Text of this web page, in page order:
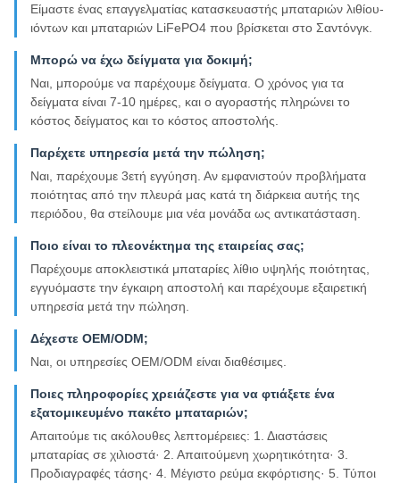
Είμαστε ένας επαγγελματίας κατασκευαστής μπαταριών λιθίου-
ιόντων και μπαταριών LiFePO4 που βρίσκεται στο Σαντόνγκ.
Μπορώ να έχω δείγματα για δοκιμή;
Ναι, μπορούμε να παρέχουμε δείγματα. Ο χρόνος για τα
δείγματα είναι 7-10 ημέρες, και ο αγοραστής πληρώνει το
κόστος δείγματος και το κόστος αποστολής.
Παρέχετε υπηρεσία μετά την πώληση;
Ναι, παρέχουμε 3ετή εγγύηση. Αν εμφανιστούν προβλήματα
ποιότητας από την πλευρά μας κατά τη διάρκεια αυτής της
περιόδου, θα στείλουμε μια νέα μονάδα ως αντικατάσταση.
Ποιο είναι το πλεονέκτημα της εταιρείας σας;
Παρέχουμε αποκλειστικά μπαταρίες λίθιο υψηλής ποιότητας,
εγγυόμαστε την έγκαιρη αποστολή και παρέχουμε εξαιρετική
υπηρεσία μετά την πώληση.
Δέχεστε OEM/ODM;
Ναι, οι υπηρεσίες OEM/ODM είναι διαθέσιμες.
Ποιες πληροφορίες χρειάζεστε για να φτιάξετε ένα
εξατομικευμένο πακέτο μπαταριών;
Απαιτούμε τις ακόλουθες λεπτομέρειες: 1. Διαστάσεις
μπαταρίας σε χιλιοστά· 2. Απαιτούμενη χωρητικότητα· 3.
Προδιαγραφές τάσης· 4. Μέγιστο ρεύμα εκφόρτισης· 5. Τύποι